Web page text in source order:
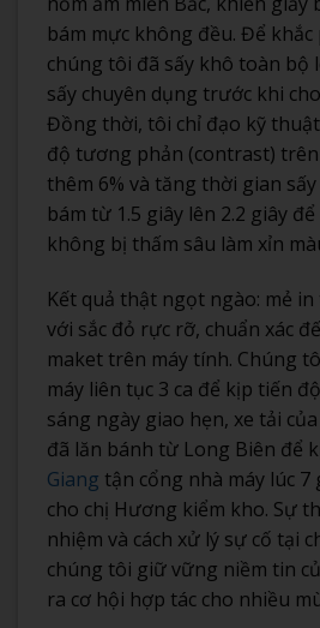
bám mực không đều. Để khắc
chúng tôi đã sấy khô toàn bộ
sấy chuyên dụng trước khi
Đồng thời, tôi chỉ đạo kỹ
độ tương phản (contrast)
thêm 6% và tăng thời gian
bám từ 1.5 giây lên 2.2 giây
không bị thấm sâu làm xỉn
Kết quả thật ngọt ngào: mẻ
với sắc đỏ rực rỡ, chuẩn xác
maket trên máy tính. Chúng
máy liên tục 3 ca để kịp tiến
sáng ngày giao hẹn, xe tải
đã lăn bánh từ Long Biên để
Giang tận cổng nhà máy lúc
cho chị Hương kiểm kho. Sự
nhiệm và cách xử lý sự cố tại
chúng tôi giữ vững niềm tin
ra cơ hội hợp tác cho nhiều